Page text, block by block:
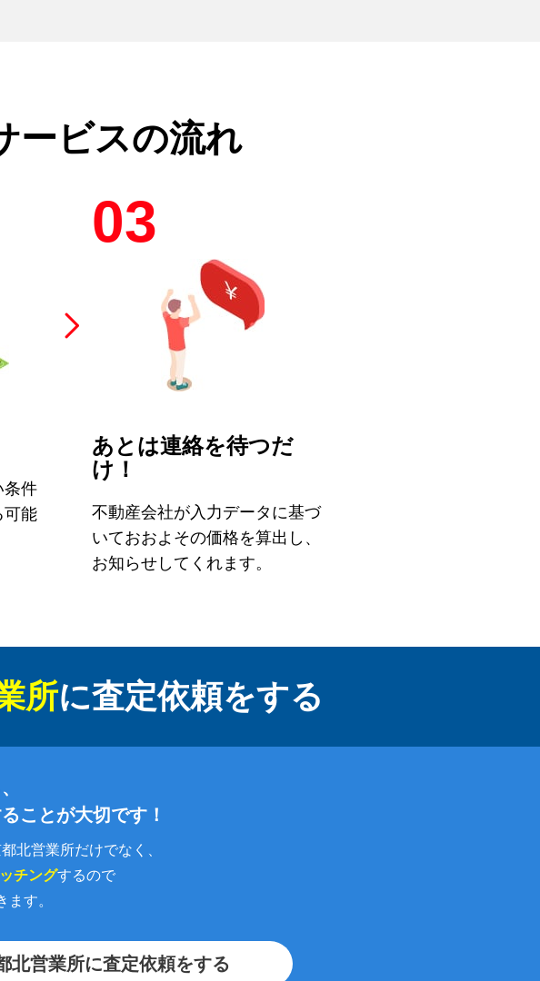
ービスの流れ
条件
可能
03
あとは連絡を待つだ
け！
不動産会社が入力データに基づ
いておおよその価格を算出し、
お知らせしてくれます。
所に査定依頼をする
ことが大切です！
北営業所だけでなく、
チングするので
す。
営業所に査定依頼をする